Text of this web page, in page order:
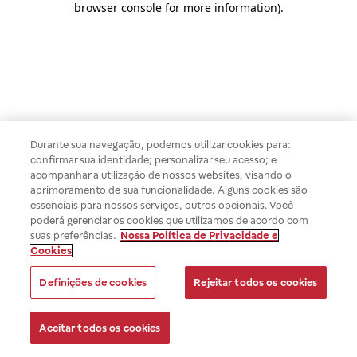
browser console for more information).
Durante sua navegação, podemos utilizar cookies para:
confirmar sua identidade; personalizar seu acesso; e
acompanhar a utilização de nossos websites, visando o
aprimoramento de sua funcionalidade. Alguns cookies são
essenciais para nossos serviços, outros opcionais. Você
poderá gerenciar os cookies que utilizamos de acordo com
suas preferências. Nossa Política de Privacidade e
Cookies
Definições de cookies Rejeitar todos os cookies
Aceitar todos os cookies